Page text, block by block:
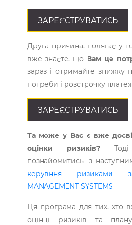
ЗАРЕЄСТРУВАТИСЬ
Друга причина, полягає у
вже знаєте, що Вам це
зараз і отримайте знижку
потреби і розстрочку
ЗАРЕЄСТРУВАТИСЬ
Та може у Вас є вже
оцінки ризиків?
познайомитись із
керувння ризиками
MANAGEMENT SYSTEMS
Ця програма для тих, хто
оцінці ризиків та